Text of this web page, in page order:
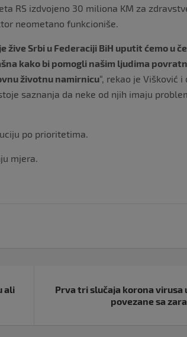
RS izdvojeno 30 miliona KM za
neometano funkcioniše.
žive Srbi u Federaciji BiH uputit ćemo u
kako bi pomogli našim ljudima
životnu namirnicu“, rekao je Višković
saznanja da neke od njih imaju
po prioritetima.
mjera.
ali
Prva tri slučaja korona virusa
povezane sa